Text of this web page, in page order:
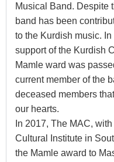
Musical Band. Despite
band has been
to the Kurdish music.
support of the Kurdish
Mamle ward was
current member of the
deceased members
our hearts.
In 2017, The MAC,
Cultural Institute in
the Mamle award to